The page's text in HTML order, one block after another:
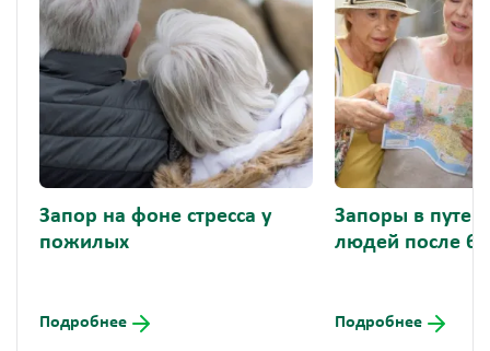
Запор на фоне стресса у
пожилых
Подробнее
Запоры в
людей после 60
Подробнее